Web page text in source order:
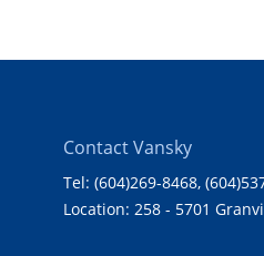
Contact Vansky
Tel: (604)269-8468,
Location: 258 - 5701